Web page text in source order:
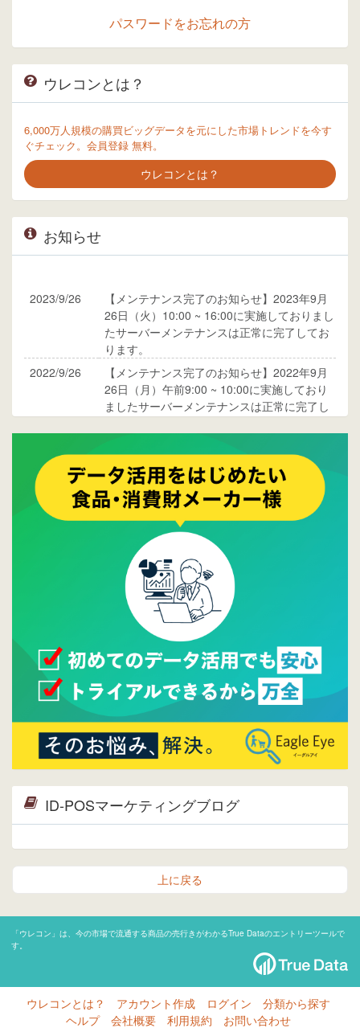
パスワードをお忘れの方
ウレコンとは？
6,000万人規模の購買ビッグデータを元にした市場トレンドを今す
ぐチェック。会員登録 無料。
ウレコンとは？
お知らせ
2023/9/26
【メンテナンス完了のお知らせ】2023年9月
26日（火）10:00 ~ 16:00に実施しておりまし
たサーバーメンテナンスは正常に完了してお
ります。
2022/9/26
【メンテナンス完了のお知らせ】2022年9月
26日（月）午前9:00 ~ 10:00に実施しており
ましたサーバーメンテナンスは正常に完了し
ご覧ください。
2015/10/19
ウレコンのサイト機能を大幅バージョンアッ
プ。詳細はこちら。⇒告知ページへ
2015/09/28
ウレコンが機能拡充し、サイトリニューアル
しました。⇒
ウレコンFacebook
Facebookページを開設しました。詳細は
ら。
ウレコンサイトリリースしました。
ID-POSマーケティングブログ
上に戻る
「ウレコン」は、今の市場で流通する商品の売行きがわかるTrue Dataのエントリーツールで
す。
ウレコンとは？ アカウント作成 ログイン
分類から探す
ヘルプ
会社概要 利用規約 お問い合わせ